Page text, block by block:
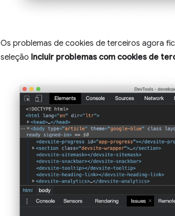
Os problemas de cookies de terceiros agora
seleção Incluir problemas com cookies de